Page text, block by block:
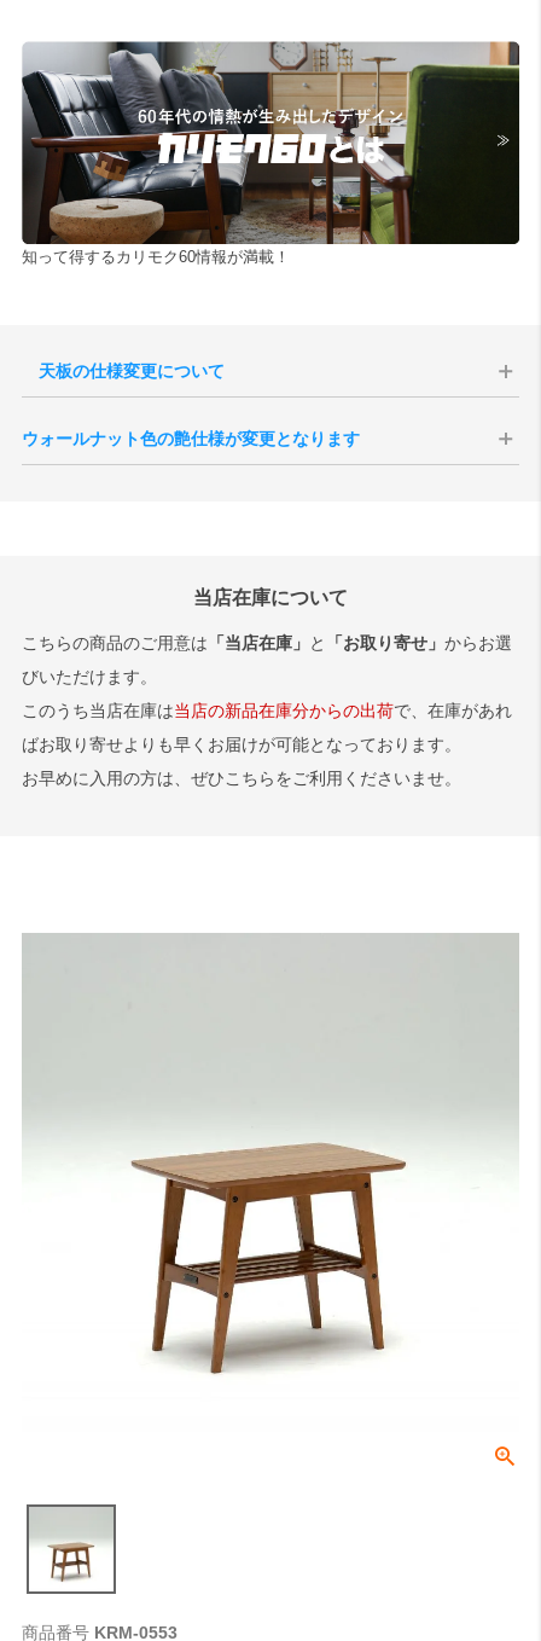
知って得するカリモク60情報が満載！
天板の仕様変更について
比べ色の濃淡が薄く、また表面がややマットな質感となったことで、
反射の具合にも変化が見られます。
ウォールナット色の艶仕様が変更となります
旧のご指定は承ることができませんので、あらかじめご了承いただけ
サンプル画像1、サンプル画像2 、サンプル画像3
当店在庫について
こちらの商品のご用意は 「当店在庫」 と 「お取り寄せ」 からお選
びいただけます。
このうち当店在庫は当店の新品在庫分からの出荷で、在庫があれ
ばお取り寄せよりも早くお届けが可能となっております。
お早めに入用の方は、ぜひこちらをご利用くださいませ。
商品番号 KRM-0553